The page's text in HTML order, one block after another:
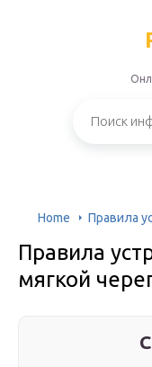
Home Правила
Правила
мягкой